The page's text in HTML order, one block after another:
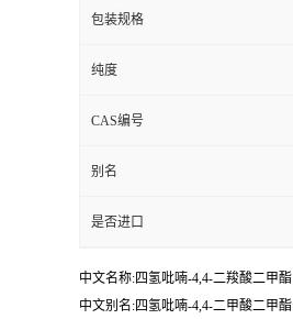
包装规格
纯度
CAS编号
别名
是否进口
中文名称:四氢吡喃-4,4-二羧酸二甲酯
中文别名:四氢吡喃-4,4-二甲酸二甲酯